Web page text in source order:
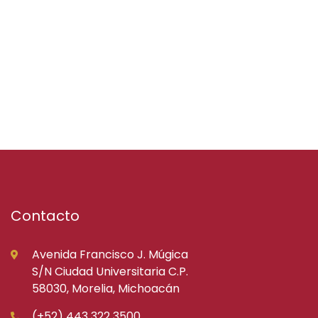
Contacto
Avenida Francisco J. Múgica
S/N Ciudad Universitaria C.P.
58030, Morelia, Michoacán